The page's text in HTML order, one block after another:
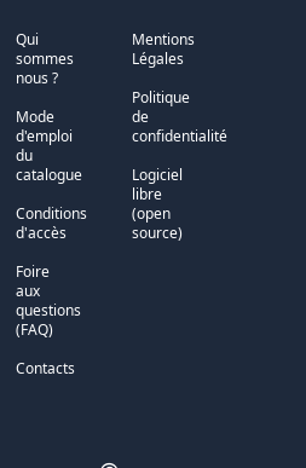
Qui
sommes
nous ?
Mode
d'emploi
du
catalogue
Conditions
d'accès
Foire
aux
questions
(FAQ)
Contacts
Mentions
Légales
Politique
de
confidentialité
Logiciel
libre
(open
source)